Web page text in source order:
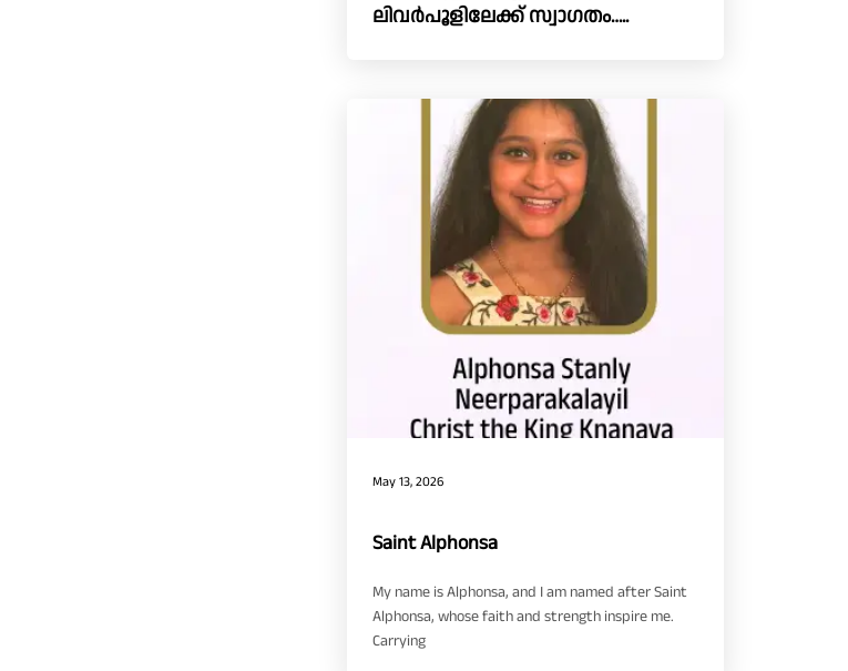
ലിവർപൂളിലേക്ക് സ്വാഗതം…..
May 13, 2026
Saint Alphonsa
My name is Alphonsa, and I am named after Saint
Alphonsa, whose faith and strength inspire me.
Carrying